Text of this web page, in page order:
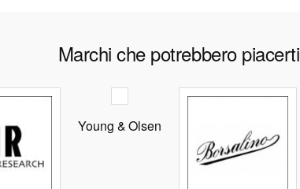
Marchi che potrebbero piacerti
Young & Olsen